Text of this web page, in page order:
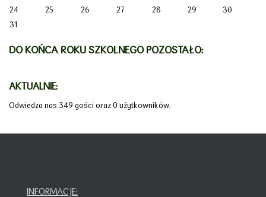
24
25 26 27 28 29
30
31
DO KOŃCA ROKU SZKOLNEGO POZOSTAŁO:
AKTUALNIE:
Odwiedza nas 349 gości oraz 0 użytkowników.
INFORMACJE: